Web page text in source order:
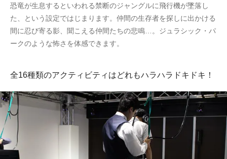
恐竜が生息するといわれる禁断のジャングルに飛行機が墜落し
た、という設定ではじまります。仲間の生存者を探しに出かける
間に忍び寄る影、聞こえる仲間たちの悲鳴…。ジュラシック・パ
ークのような怖さを体感できます。
全16種類のアクティビティはどれもハラハラドキドキ！